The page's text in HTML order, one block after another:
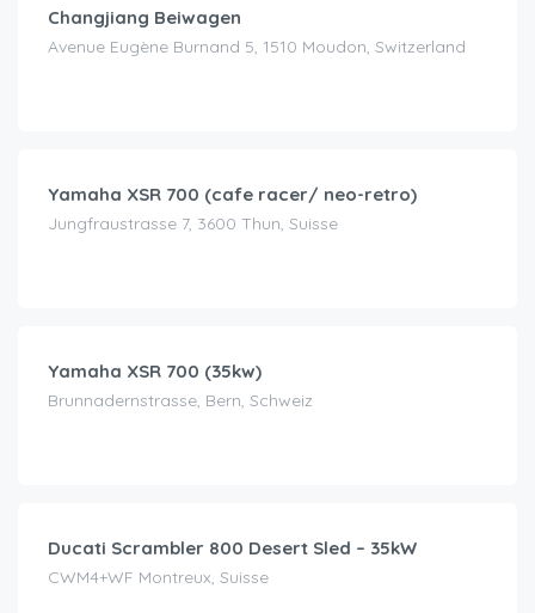
Changjiang Beiwagen
Avenue Eugène Burnand 5, 1510 Moudon, Switzerland
Yamaha XSR 700 (cafe racer/ neo-retro)
Jungfraustrasse 7, 3600 Thun, Suisse
Yamaha XSR 700 (35kw)
Brunnadernstrasse, Bern, Schweiz
Ducati Scrambler 800 Desert Sled – 35kW
CWM4+WF Montreux, Suisse